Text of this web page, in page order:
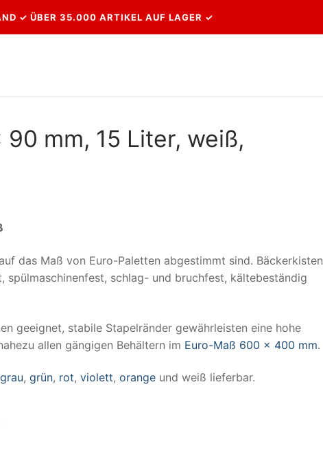
✓ ÜBER 35.000 ARTIKEL AUF LAGER ✓
mm, 15 Liter, weiß,
das Maß von Euro-Paletten abgestimmt sind. Bäckerkisten
schlag- und bruchfest, kältebeständig
geeignet, stabile Stapelränder gewährleisten eine hohe
allen gängigen Behältern im Euro-Maß 600 x 400 mm.
grau, grün, rot, violett, orange und weiß lieferbar.